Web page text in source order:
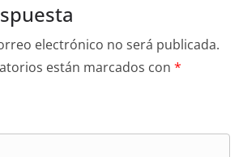
electrónico no será publicada.
están marcados con *